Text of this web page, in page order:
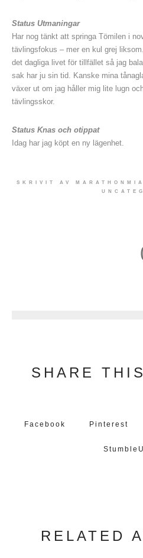
Status Utmaningar
Har nog tänkt att springa Tömilen i
tävlingsfokus – mer en kul grej
det dagliga livet för tillfället så jag
sak har ju sin tid. Kanske mina
växer ut om jag håller mig lite lugn
tävlingsskor.
Status Knas och otippat
Idag har jag köpt en ny lägenhet.
SKRIVIT AV MARATHONMIA
SHARE
Facebook Pinterest
RELATED